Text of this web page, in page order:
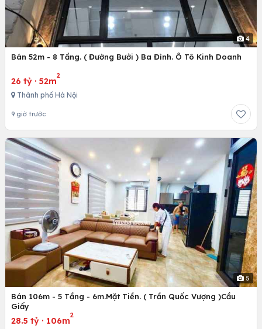
4
Bán 52m - 8 Tầng. ( Đường Bưởi ) Ba Đình. Ô Tô Kinh Doanh
26 tỷ · 52m
2
Thành phố Hà Nội
9 giờ trước
5
Bán 106m - 5 Tầng - 6m.Mặt Tiền. ( Trần Quốc Vượng )Cầu
Giấy
28.5 tỷ · 106m
2